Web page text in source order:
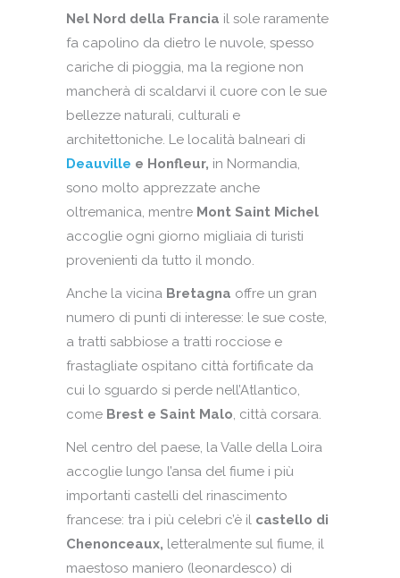
Nel Nord della Francia il sole raramente
fa capolino da dietro le nuvole, spesso
cariche di pioggia, ma la regione non
mancherà di scaldarvi il cuore con le sue
bellezze naturali, culturali e
architettoniche. Le località balneari di
Deauville e Honfleur, in Normandia,
sono molto apprezzate anche
oltremanica, mentre Mont Saint Michel
accoglie ogni giorno migliaia di turisti
provenienti da tutto il mondo.
Anche la vicina Bretagna offre un gran
numero di punti di interesse: le sue coste,
a tratti sabbiose a tratti rocciose e
frastagliate ospitano città fortificate da
cui lo sguardo si perde nell’Atlantico,
come Brest e Saint Malo, città corsara.
Nel centro del paese, la Valle della Loira
accoglie lungo l’ansa del fiume i più
importanti castelli del rinascimento
francese: tra i più celebri c’è il castello di
Chenonceaux, letteralmente sul fiume, il
maestoso maniero (leonardesco) di